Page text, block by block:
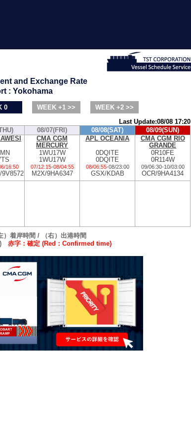
and Exchange Rate
: Yokohama
0 WEEK +1 >>
WEEK +2 >>
Last Update:08/08 17:20
08/07(FRI) 08/08(SAT)
08/09(SUN)
16:50
CMA CGM
MERCURY
1WU17W
1WU17W
07/12:15-08/04:55
M2X/9HA6347
APL OCEANIA
0DQITE
0DQITE
08/06:55-08/23:00
GSX/KDAB
CMA CGM RIO
GRANDE
0R10FE
0R114W
09/06:30-10/03:00
OCR/9HA4134
）着岸時間 / （右）出港時間
赤字：確定 (Red：Confirmed time)